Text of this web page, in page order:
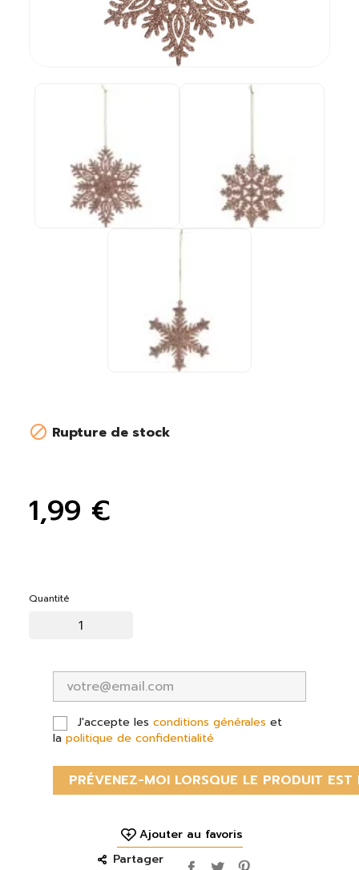
 Rupture de stock
1,99 €
Quantité
J'accepte les conditions générales et
la politique de confidentialité
PRÉVENEZ-MOI LORSQUE LE PRODUIT EST
Ajouter au favoris
Partager